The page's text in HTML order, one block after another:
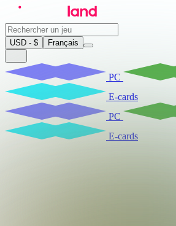
USD - $ Français
PC
E-cards
PC
E-cards